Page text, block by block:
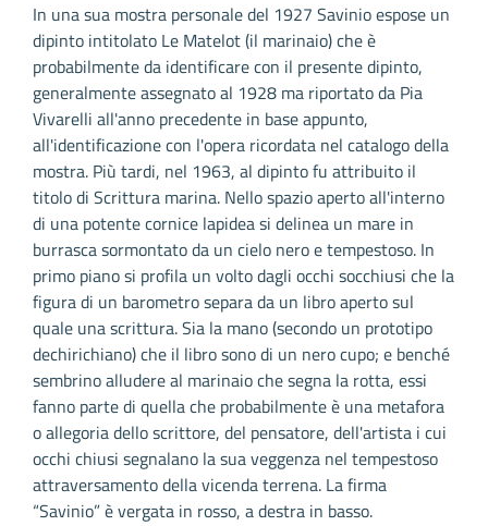
In una sua mostra personale del 1927 Savinio espose un
dipinto intitolato Le Matelot (il marinaio) che è
probabilmente da identificare con il presente dipinto,
generalmente assegnato al 1928 ma riportato da Pia
Vivarelli all'anno precedente in base appunto,
all'identificazione con l'opera ricordata nel catalogo della
mostra. Più tardi, nel 1963, al dipinto fu attribuito il
titolo di Scrittura marina. Nello spazio aperto all'interno
di una potente cornice lapidea si delinea un mare in
burrasca sormontato da un cielo nero e tempestoso. In
primo piano si profila un volto dagli occhi socchiusi che la
figura di un barometro separa da un libro aperto sul
quale una scrittura. Sia la mano (secondo un prototipo
dechirichiano) che il libro sono di un nero cupo; e benché
sembrino alludere al marinaio che segna la rotta, essi
fanno parte di quella che probabilmente è una metafora
o allegoria dello scrittore, del pensatore, dell'artista i cui
occhi chiusi segnalano la sua veggenza nel tempestoso
attraversamento della vicenda terrena. La firma
“Savinio” è vergata in rosso, a destra in basso.